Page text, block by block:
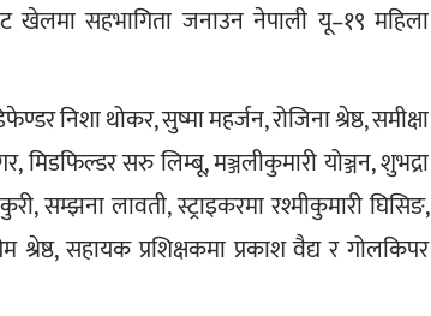
खेलमा सहभागिता जनाउन नेपाली यू–१९ महिला
निशा थोकर, सुष्मा महर्जन, रोजिना श्रेष्ठ, समीक्षा
मिडफिल्डर सरु लिम्बू, मञ्जलीकुमारी योञ्जन, शुभद्रा
सम्झना लावती, स्ट्राइकरमा रश्मीकुमारी घिसिङ,
सहायक प्रशिक्षकमा प्रकाश वैद्य र गोलकिपर